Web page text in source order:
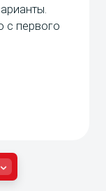
с первого